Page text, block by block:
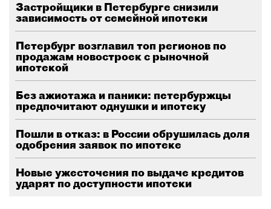
Застройщики в Петербурге снизили
зависимость от семейной ипотеки
Петербург возглавил топ регионов по
продажам новостроек с рыночной
ипотекой
Без ажиотажа и паники: петербуржцы
предпочитают однушки и ипотеку
Пошли в отказ: в России обрушилась доля
одобрения заявок по ипотеке
Новые ужесточения по выдаче кредитов
ударят по доступности ипотеки